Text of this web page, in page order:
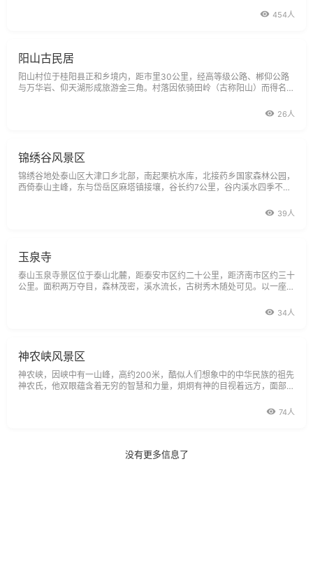
454人
阳山古民居
阳山村位于桂阳县正和乡境内，距市里30公里，经高等级公路、郴仰公路
与万华岩、仰天湖形成旅游金三角。村落因依骑田岭（古称阳山）而得名。
定，子孙繁衍，聚族而居，已逾600余年。村落始建于弘治年间（149726人
锦绣谷风景区
锦绣谷地处泰山区大津口乡北部，南起栗杭水库，北接药乡国家森林公园，
西倚泰山主峰，东与岱岳区麻塔镇接壤，谷长约7公里，谷内溪水四季不
涧、钓鱼台、彩石溪、姊妹树、映碧湖、一山石等自然景观，春可踏青，赏
39人
玉泉寺
泰山玉泉寺景区位于泰山北麓，距泰安市区约二十公里，距济南市区约三十
公里。面积两万夺目，森林茂密，溪水流长，古树秀木随处可见。以一座始
图，堪称岱阴佛域。玉泉寺有北魏僧意创建，因南有谷山又称谷山寺，俗称
34人
神农峡风景区
神农峡，因峡中有一山峰，高约200米，酷似人们想象中的中华民族的祖先
神农氏，他双眼蕴含着无穷的智慧和力量，炯炯有神的目视着远方，面部慈
天，高约10米，实为神农先帝的杵药杆（从另一个角度又像是一位药童与74人
没有更多信息了